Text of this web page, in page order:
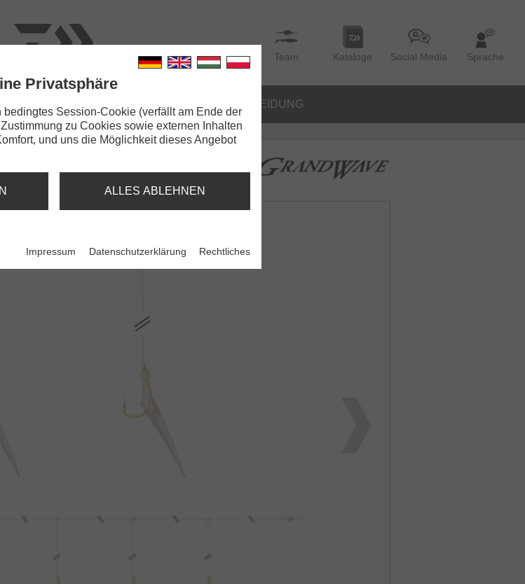
Team Kataloge Social Media Sprache
BEKLEIDUNG
Privatsphäre
Session-Cookie (verfällt am Ende der
zu Cookies sowie externen Inhalten
und uns die Möglichkeit dieses Angebot
ALLES ABLEHNEN
Impressum Datenschutzerklärung Rechtliches